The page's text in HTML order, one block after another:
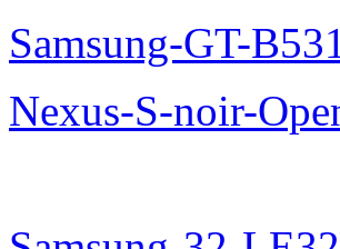
Samsung-GT-
Nexus-S-noir-